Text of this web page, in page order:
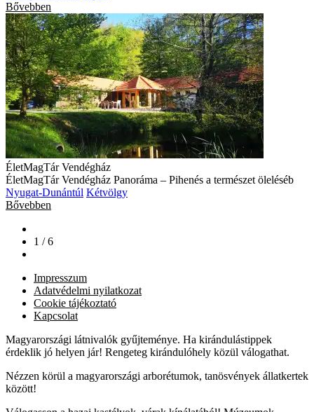
Bővebben
ÉletMagTár Vendégház
ÉletMagTár Vendégház Panoráma – Pihenés a természet öleléséb
Nyugat-Dunántúl Kétvölgy
Bővebben
1 / 6
Impresszum
Adatvédelmi nyilatkozat
Cookie tájékoztató
Kapcsolat
Magyarországi látnivalók gyűjteménye. Ha kirándulástippek
érdeklik jó helyen jár! Rengeteg kirándulóhely közül válogathat.
Nézzen körül a magyarországi arborétumok, tanösvények állatkertek
között!